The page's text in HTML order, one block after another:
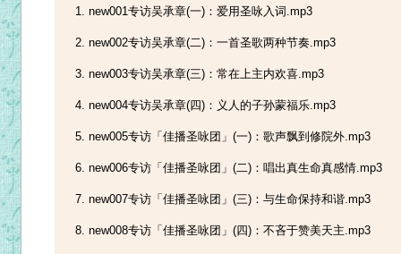
new001专访吴承章(一)：爱用圣咏入词.mp3
new002专访吴承章(二)：一首圣歌两种节奏.mp3
new003专访吴承章(三)：常在上主内欢喜.mp3
new004专访吴承章(四)：义人的子孙蒙福乐.mp3
new005专访「佳播圣咏团」(一)：歌声飘到修院外.mp3
new006专访「佳播圣咏团」(二)：唱出真生命真感情.mp3
new007专访「佳播圣咏团」(三)：与生命保持和谐.mp3
new008专访「佳播圣咏团」(四)：不吝于赞美天主.mp3